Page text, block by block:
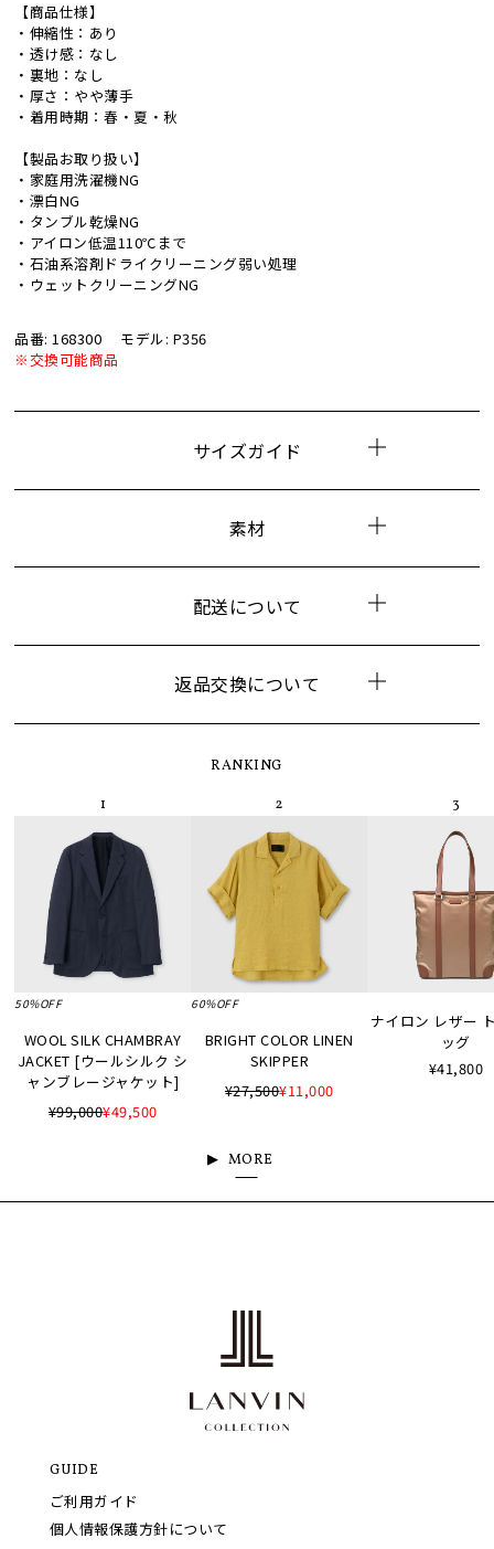
【商品仕様】
・伸縮性：あり
・透け感：なし
・裏地：なし
・厚さ：やや薄手
・着用時期：春・夏・秋
【製品お取り扱い】
・家庭用洗濯機NG
・漂白NG
・タンブル乾燥NG
・アイロン低温110℃まで
・石油系溶剤ドライクリーニング弱い処理
・ウェットクリーニングNG
品番: 168300
モデル: P356
※交換可能商品
サイズガイド
素材
配送について
返品交換について
RANKING
50%OFF
WOOL SILK CHAMBRAY
JACKET [ウールシルク シ
ャンブレージャケット]
¥99,000¥49,500
60%OFF
BRIGHT COLOR LINEN
SKIPPER
¥27,500¥11,000
ナイロン レザー
ッグ
¥41,800
MORE
GUIDE
ご利用ガイド
個人情報保護方針について